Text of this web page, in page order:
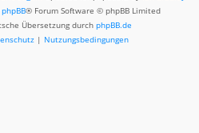
phpBB® Forum Software © phpBB Limited
Übersetzung durch phpBB.de
| Nutzungsbedingungen